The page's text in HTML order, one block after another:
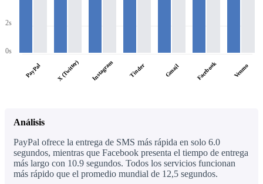
2s
0s
PayPal X (Twitter) Instagram Tinder Gmail Facebook Venmo
Análisis
PayPal ofrece la entrega de SMS más rápida en solo 6.0
segundos, mientras que Facebook presenta el tiempo de entrega
más largo con 10.9 segundos. Todos los servicios funcionan
más rápido que el promedio mundial de 12,5 segundos.